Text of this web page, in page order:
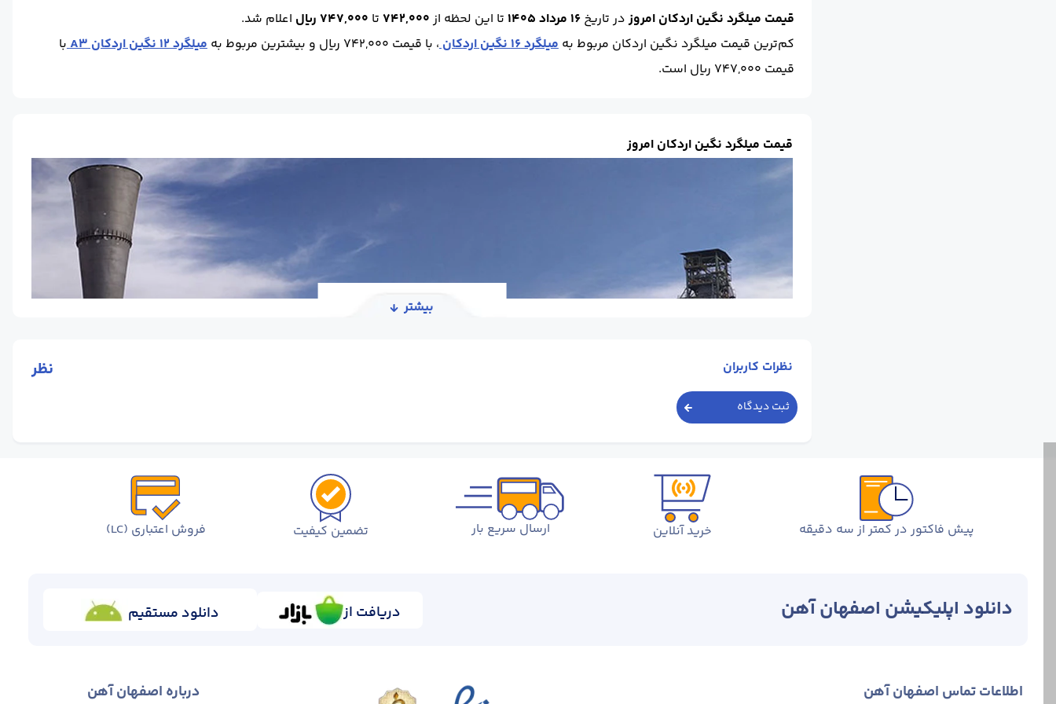
قیمت میلگرد نگین اردکان امروزدر تاریخ16 مرداد 1405 تا این لحظه از742,000 تا 747,000 ریال
اعلام شد.
کم‌ترین قیمت میلگرد نگین اردکان مربوط بهمیلگرد 16 نگین اردکان ، با قیمت 742,000 ریال و بیشترین مربوط به میلگرد 12 نگین اردکان A3
با
قیمت 747,000 ریال است.
قیمت میلگرد نگین اردکان امروز
اردکان یزد به عنوان اولین شرکت خصوصی تولیدکننده میلگرد در ایران، همواره پیشرو در ارائه محصولات باکیفیت است.
بیشتر
نظرات کاربران نظر
ثبت دیدگاه
پیش فاکتور در کمتر از سه دقیقه خرید آنلاین ارسال سریع بار تضمین کیفیت فروش اعتباری (LC)
دانلود اپلیکیشن اصفهان آهن دریافت از دانلود مستقیم
اطلاعات تماس اصفهان آهن درباره اصفهان آهن